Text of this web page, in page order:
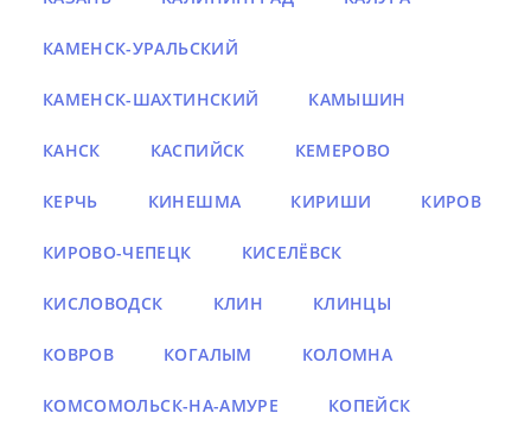
КАМЕНСК-УРАЛЬСКИЙ
КАМЕНСК-ШАХТИНСКИЙ КАМЫШИН
КАНСК КАСПИЙСК КЕМЕРОВО
КЕРЧЬ КИНЕШМА КИРИШИ КИРОВ
КИРОВО-ЧЕПЕЦК КИСЕЛЁВСК
КИСЛОВОДСК КЛИН КЛИНЦЫ
КОВРОВ КОГАЛЫМ КОЛОМНА
КОМСОМОЛЬСК-НА-АМУРЕ КОПЕЙСК